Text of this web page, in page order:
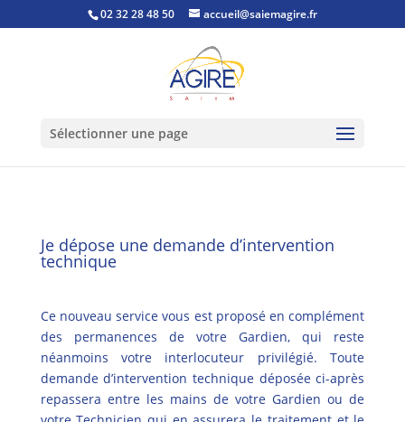
02 32 28 48 50 accueil@saiemagire.fr
Sélectionner une page
Je dépose une demande d’intervention
technique
Ce nouveau service vous est proposé en complément
des permanences de votre Gardien, qui reste
néanmoins votre interlocuteur privilégié. Toute
demande d’intervention technique déposée ci-après
repassera entre les mains de votre Gardien ou de